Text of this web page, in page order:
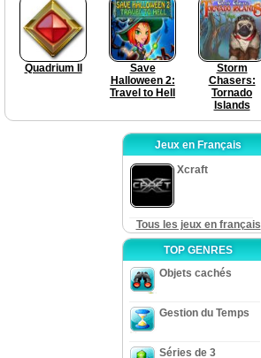
Quadrium II
Save
Halloween 2:
Travel to Hell
Storm
Chasers:
Tornado
Islands
Jeux en Français
Xcraft
Tous les jeux en français
TOP GENRES
Objets cachés
Gestion du Temps
Séries de 3